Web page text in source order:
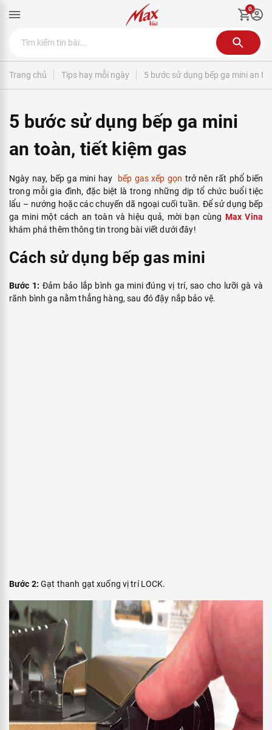
0
Trang chủ Tips hay mỗi ngày 5 bước sử dụng bếp ga mini an
5 bước sử dụng bếp ga mini
an toàn, tiết kiệm gas
Ngày nay, bếp ga mini hay bếp gas xếp gọn trở nên rất phổ biến
trong mỗi gia đình, đặc biệt là trong những dịp tổ chức buổi tiệc
lẩu – nướng hoặc các chuyến dã ngoại cuối tuần. Để sử dụng bếp
ga mini một cách an toàn và hiệu quả, mời bạn cùng Max Vina
khám phá thêm thông tin trong bài viết dưới đây!
Cách sử dụng bếp gas mini
Bước 1: Đảm bảo lắp bình ga mini đúng vị trí, sao cho lưỡi gà và
rãnh bình ga nằm thẳng hàng, sau đó đậy nắp bảo vệ.
Bước 3:Nhấn và xoay núm vặn ngược chiều kim đồng hồ đến vị trí
ON (hoặc IGNITION), khi nghe thấy tiếng “tách” và thấy lửa bắt
cháy. Sau đó, xoay núm vặn để điều chỉnh kích thước ngọn lửa
theo mong muốn.